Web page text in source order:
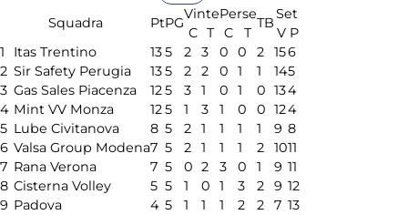
Squadra
PtPG
VintePerse
TB
Set
C T C T V P
1
Itas Trentino 135 2 3 0 0 2 156
2 Sir Safety Perugia 135 2 2 0 1 1 145
3 Gas Sales Piacenza 125 3 1 0 1 0 134
4 Mint VV Monza 125 1 3 1 0 0 124
5 Lube Civitanova 8 5 2 1 1 1 1 9 8
6 Valsa Group Modena7 5 2 1 1 1 2 1011
7 Rana Verona 7 5 0 2 3 0 1 9 11
8 Cisterna Volley 5 5 1 0 1 3 2 9 12
9 Padova 4 5 1 1 1 2 2 7 13